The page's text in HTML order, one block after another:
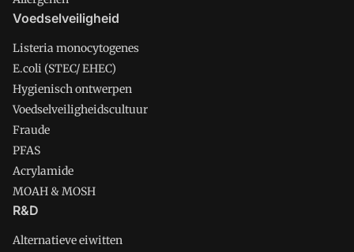
Voedselveiligheid
Listeria monocytogenes
E.coli (STEC/ EHEC)
Hygienisch ontwerpen
Voedselveiligheidscultuur
Fraude
PFAS
Acrylamide
MOAH & MOSH
R&D
Alternatieve eiwitten